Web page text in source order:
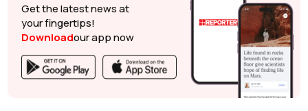
Get the latest news at
your fingertips!
Downloadour app now